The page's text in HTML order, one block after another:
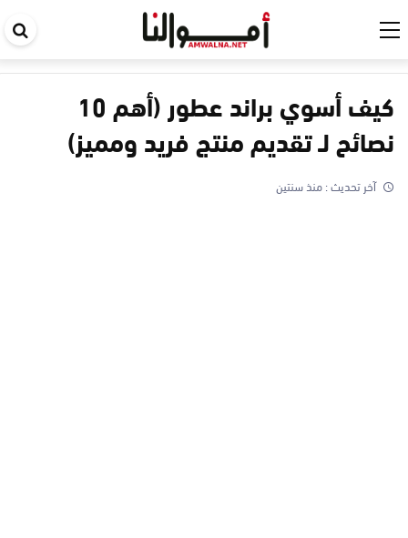
كيف أسوي براند عطور (أهم 10
نصائح لـ تقديم منتج فريد ومميز)
آخر تحديث :منذ سنتين